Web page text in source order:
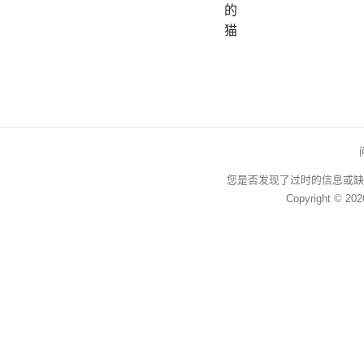
的
猫
您是否发现了过时的信息或
Copyright ©